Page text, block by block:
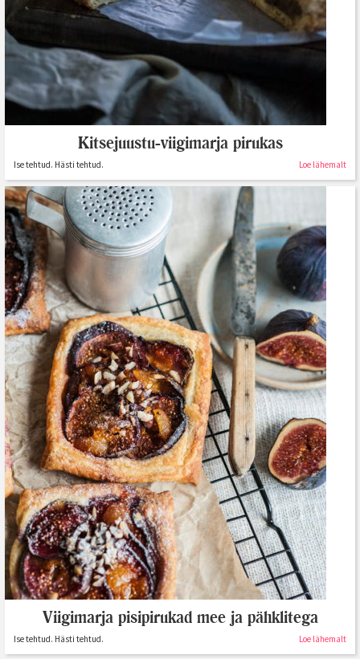
Kitsejuustu-viigimarja pirukas
Ise tehtud. Hästi tehtud. Loe lähemalt
Viigimarja pisipirukad mee ja pähklitega
Ise tehtud. Hästi tehtud. Loe lähemalt